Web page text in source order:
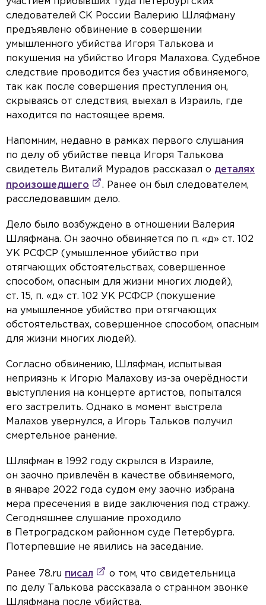
следователей СК России Валерию Шляфману
предъявлено обвинение в совершении
умышленного убийства Игоря Талькова и
покушения на убийство Игоря Малахова. Судебное
следствие проводится без участия обвиняемого,
так как после совершения преступления он,
скрываясь от следствия, выехал в Израиль, где
находится по настоящее время.
Напомним, недавно в рамках первого слушания
по делу об убийстве певца Игоря Талькова
свидетель Виталий Мурадов рассказал о деталях
произошедшего
. Ранее он был следователем,
расследовавшим дело.
Дело было возбуждено в отношении Валерия
Шляфмана. Он заочно обвиняется по п. «д» ст. 102
УК РСФСР (умышленное убийство при
отягчающих обстоятельствах, совершенное
способом, опасным для жизни многих людей),
ст. 15, п. «д» ст. 102 УК РСФСР (покушение
на умышленное убийство при отягчающих
обстоятельствах, совершенное способом, опасным
для жизни многих людей).
Согласно обвинению, Шляфман, испытывая
неприязнь к Игорю Малахову из-за очерёдности
выступления на концерте артистов, попытался
его застрелить. Однако в момент выстрела
Малахов увернулся, а Игорь Тальков получил
смертельное ранение.
Шляфман в 1992 году скрылся в Израиле,
он заочно привлечён в качестве обвиняемого,
в январе 2022 года судом ему заочно избрана
мера пресечения в виде заключения под стражу.
Сегодняшнее слушание проходило
в Петроградском районном суде Петербурга.
Потерпевшие не явились на заседание.
Ранее 78.ru писал
о том, что свидетельница
по делу Талькова рассказала о странном звонке
Шляфмана после убийства.